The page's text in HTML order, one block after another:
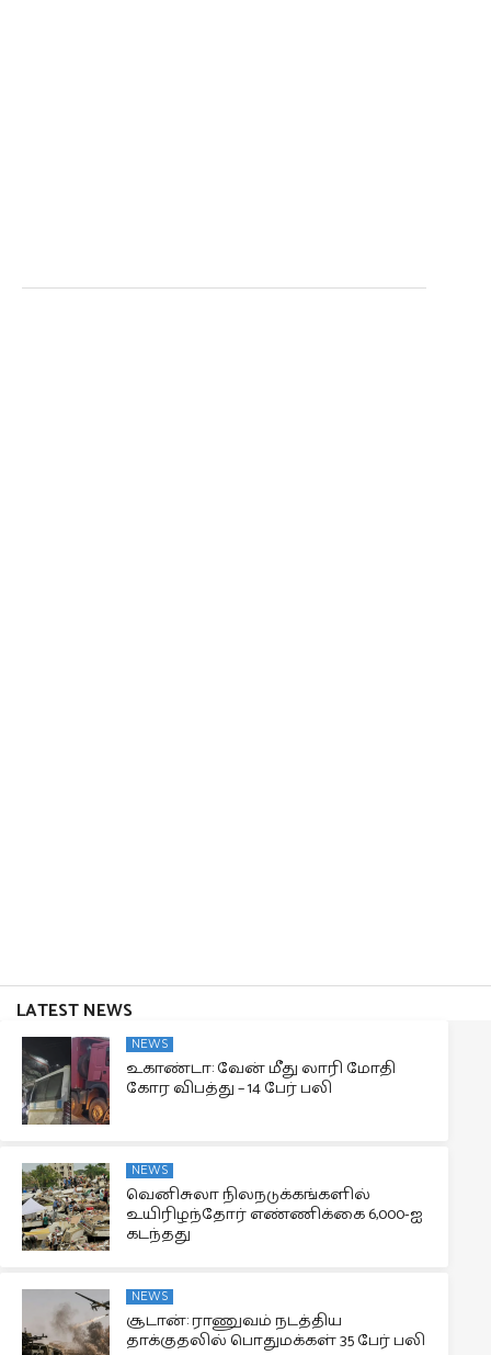
LATEST NEWS
NEWS
உகாண்டா: வேன் மீது லாரி மோதி
கோர விபத்து – 14 பேர் பலி
NEWS
வெனிசுலா நிலநடுக்கங்களில்
உயிரிழந்தோர் எண்ணிக்கை 6,000-ஐ
கடந்தது
NEWS
சூடான்: ராணுவம் நடத்திய
தாக்குதலில் பொதுமக்கள் 35 பேர் பலி